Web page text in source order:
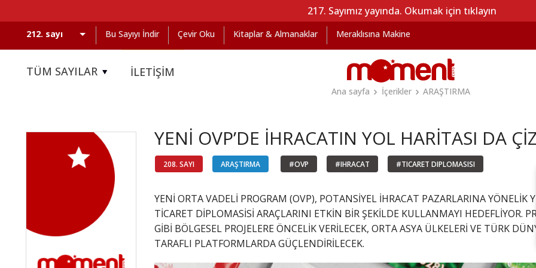
217. Sayımız yayında. Okumak için tıklayın
Bu Sayıyı İndir Çevir Oku Kitaplar & Almanaklar Meraklısına Makine
TÜM SAYILAR İLETİŞİM
Ana sayfa
İçerikler ARAŞTIRMA
YENİ OVP’DE İHRACATIN YOL HARİTASI DA
208. SAYI ARAŞTIRMA #OVP #IHRACAT #TICARET DIPLOMASISI
YENİ ORTA VADELİ PROGRAM (OVP), POTANSİYEL İHRACAT PAZARLARINA
TİCARET DİPLOMASİSİ ARAÇLARINI ETKİN BİR ŞEKİLDE KULLANMAYI HEDEFLİYOR.
GİBİ BÖLGESEL PROJELERE ÖNCELİK VERİLECEK, ORTA ASYA ÜLKELERİ VE TÜRK
TARAFLI PLATFORMLARDA GÜÇLENDİRİLECEK.